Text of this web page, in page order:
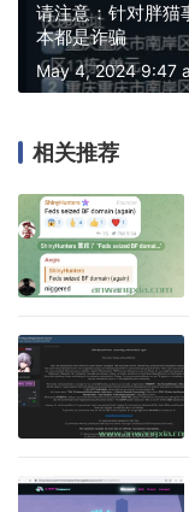
请注意：针对胖猫
本都是诈骗
May 4, 2024 9:47
相关推荐